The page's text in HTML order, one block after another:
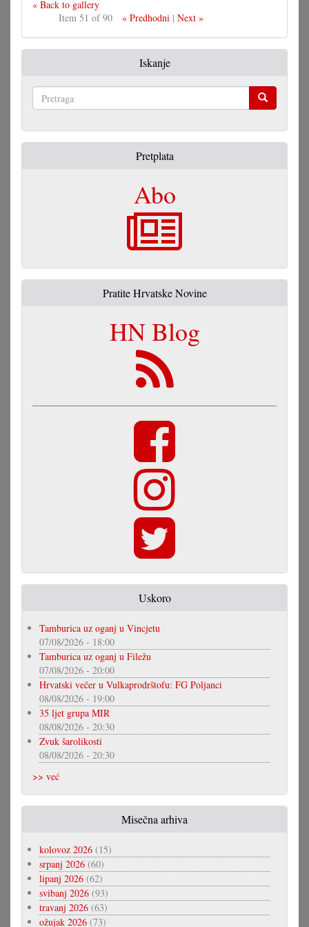
« Back to gallery
Item 51 of 90
« Predhodni| Next »
Iskanje
Pretplata
Abo
Pratite Hrvatske Novine
HN Blog
Uskoro
Tamburica uz oganj u Vincjetu
07/08/2026 - 18:00
Tamburica uz oganj u Filežu
07/08/2026 - 20:00
Hrvatski večer u Vulkaprodrštofu: FG Poljanci
08/08/2026 - 19:00
35 ljet grupa MIR
08/08/2026 - 20:30
Zvuk šarolikosti
08/08/2026 - 20:30
>> već
Misečna arhiva
kolovoz 2026 (15)
srpanj 2026 (60)
lipanj 2026 (62)
svibanj 2026 (93)
travanj 2026 (63)
ožujak 2026 (73)